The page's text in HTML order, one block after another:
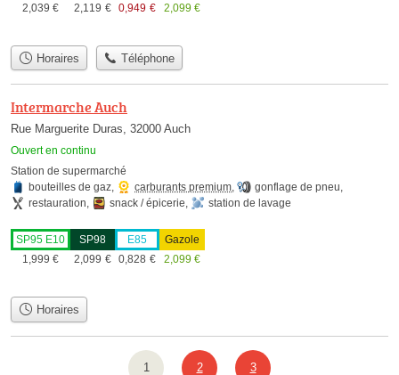
2,039 €
2,119 €
0,949 €
2,099 €
Horaires Téléphone
Intermarche Auch
Rue Marguerite Duras, 32000 Auch
Ouvert en continu
Station de supermarché
bouteilles de gaz, carburants premium, gonflage de pneu,
restauration, snack / épicerie, station de lavage
SP95 E10
1,999 €
SP98
2,099 €
E85
0,828 €
Gazole
2,099 €
Horaires
1 2 3